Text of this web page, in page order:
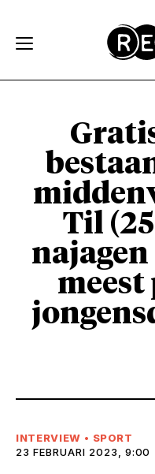
Til
najagen
INTERVIEW • SPORT
23 FEBRUARI 2023, 9:00